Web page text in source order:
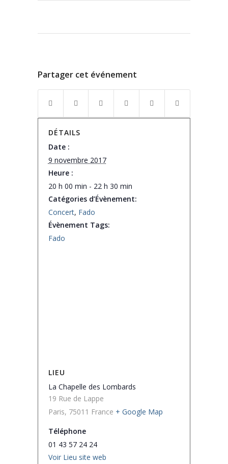
Partager cet événement
DÉTAILS
Date :
9 novembre 2017
Heure :
20 h 00 min - 22 h 30 min
Catégories d’Évènement:
Concert, Fado
Évènement Tags:
Fado
LIEU
La Chapelle des Lombards
19 Rue de Lappe
Paris, 75011 France + Google Map
Téléphone
01 43 57 24 24
Voir Lieu site web